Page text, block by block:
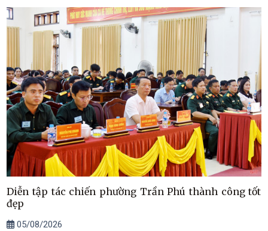
Diễn tập tác chiến phường Trần Phú thành công tốt
đẹp
05/08/2026